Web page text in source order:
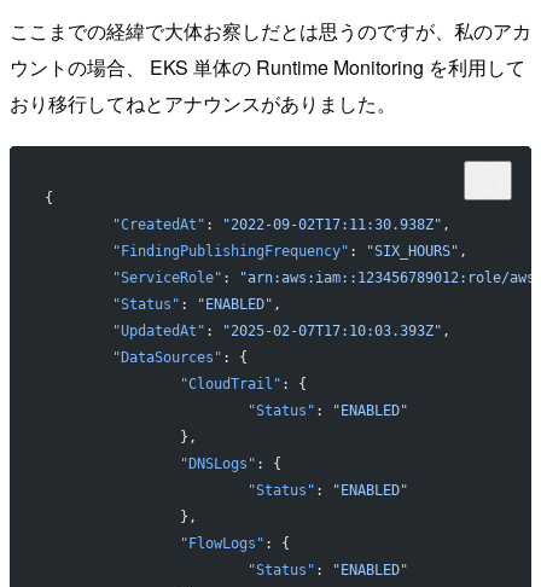
ここまでの経緯で大体お察しだとは思うのですが、私のアカ
ウントの場合、 EKS 単体の Runtime Monitoring を利用して
おり移行してねとアナウンスがありました。
{
	"CreatedAt"
: "2022-09-02T17:11:30.938Z" ,
	"FindingPublishingFrequency"
: "SIX_HOURS" ,
	"ServiceRole"
:
"arn:aws:iam::123456789012:role/
	"Status"
: "ENABLED" ,
	"UpdatedAt"
: "2025-02-07T17:10:03.393Z" ,
	"DataSources"
: {
		"CloudTrail"
: {
			"Status"
:
"ENABLED"
		},
		"DNSLogs"
: {
			"Status"
:
"ENABLED"
		},
		"FlowLogs"
: {
			"Status"
:
"ENABLED"